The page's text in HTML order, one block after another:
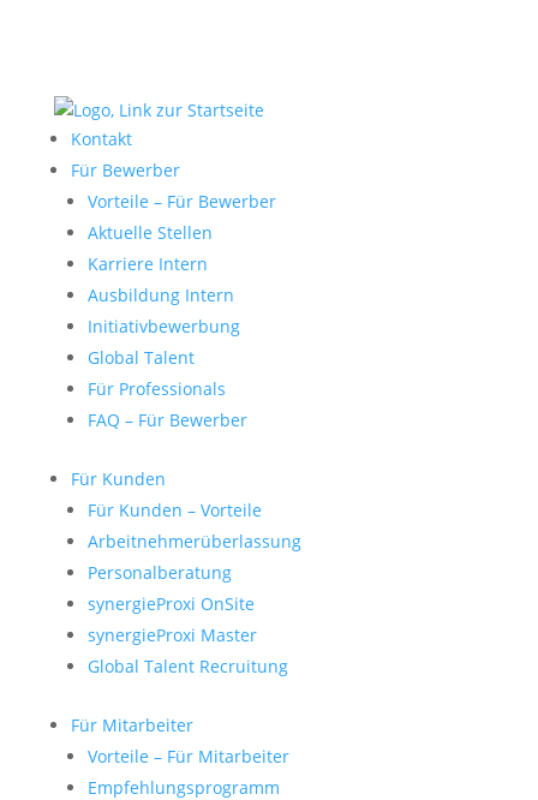
Kontakt
Für Bewerber
Vorteile – Für Bewerber
Aktuelle Stellen
Karriere Intern
Ausbildung Intern
Initiativbewerbung
Global Talent
Für Professionals
FAQ – Für Bewerber
Für Kunden
Für Kunden – Vorteile
Arbeitnehmerüberlassung
Personalberatung
synergieProxi OnSite
synergieProxi Master
Global Talent Recruitung
Für Mitarbeiter
Vorteile – Für Mitarbeiter
Empfehlungsprogramm